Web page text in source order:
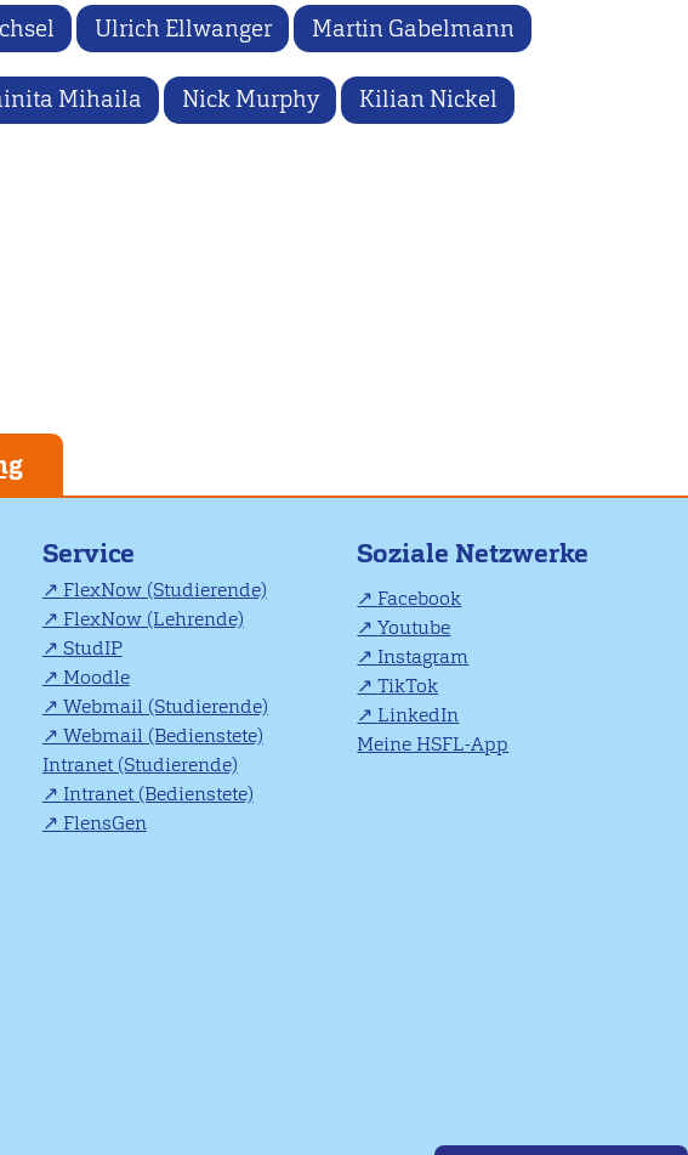
Ulrich Ellwanger Martin Gabelmann
Mihaila Nick Murphy Kilian Nickel
Service
FlexNow (Studierende)
FlexNow (Lehrende)
StudIP
Moodle
Webmail (Studierende)
Webmail (Bedienstete)
Intranet (Studierende)
Intranet (Bedienstete)
FlensGen
Soziale Netzwerke
Facebook
Youtube
Instagram
TikTok
LinkedIn
Meine HSFL-App